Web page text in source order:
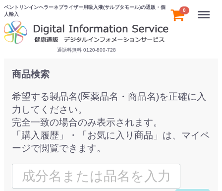
ベントリンインヘラーネブライザー用吸入液(サルブタモール)の通販・個
人輸入
通話料無料 0120-800-728
0 Menu
商品検索
希望する製品名(医薬品名・商品名)を正確に入
力してください。
完全一致の場合のみ表示されます。
「購入履歴」・「お気に入り商品」は、マイペ
ージで閲覧できます。